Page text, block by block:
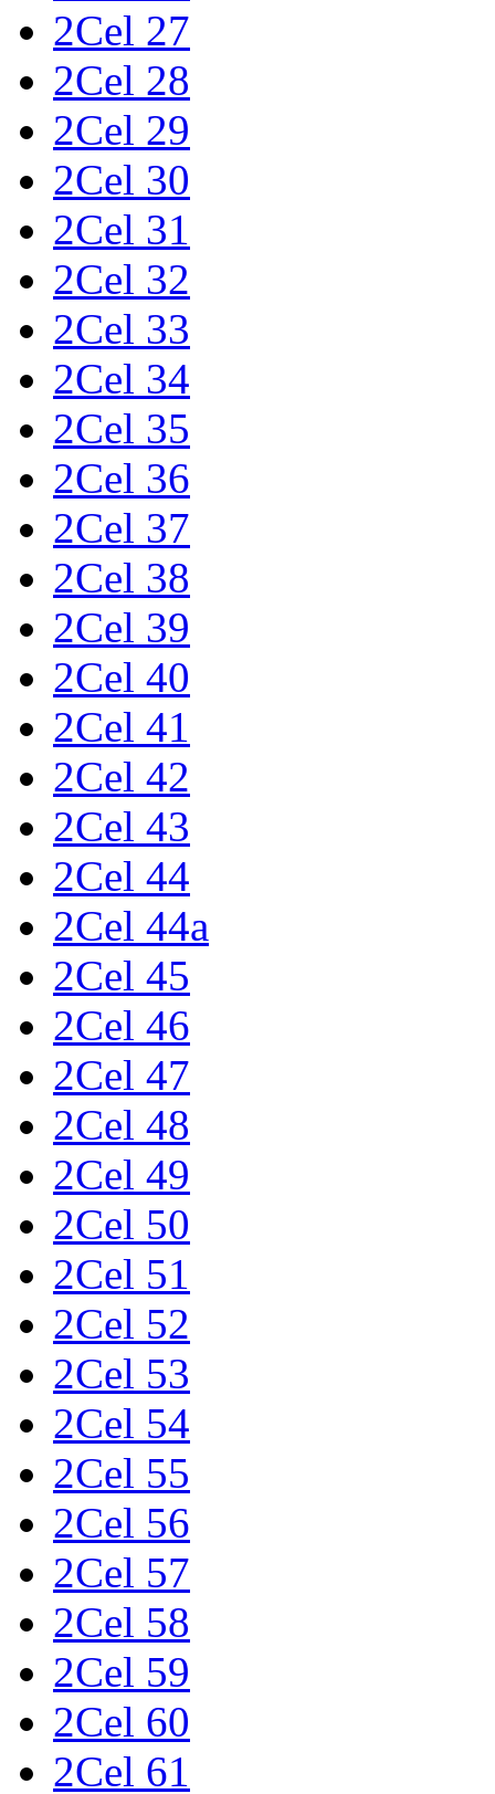
2Cel 27
2Cel 28
2Cel 29
2Cel 30
2Cel 31
2Cel 32
2Cel 33
2Cel 34
2Cel 35
2Cel 36
2Cel 37
2Cel 38
2Cel 39
2Cel 40
2Cel 41
2Cel 42
2Cel 43
2Cel 44
2Cel 44a
2Cel 45
2Cel 46
2Cel 47
2Cel 48
2Cel 49
2Cel 50
2Cel 51
2Cel 52
2Cel 53
2Cel 54
2Cel 55
2Cel 56
2Cel 57
2Cel 58
2Cel 59
2Cel 60
2Cel 61